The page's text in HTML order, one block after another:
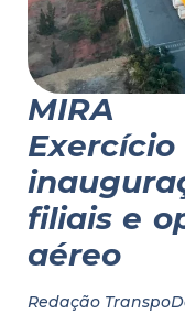
MIRA
filiais e
aéreo
Redação